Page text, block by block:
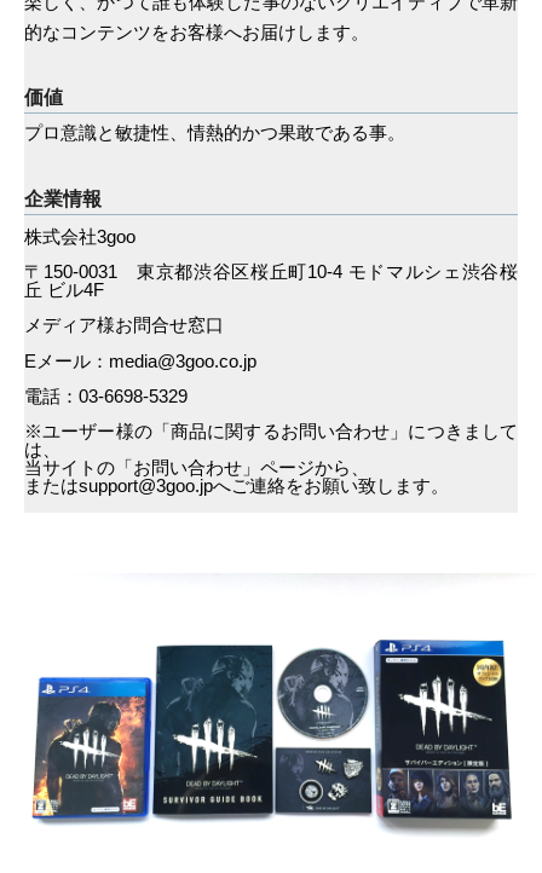
的なコンテンツをお客様へお届けします。
価値
プロ意識と敏捷性、情熱的かつ果敢である事。
企業情報
株式会社3goo
〒150-0031 東京都渋谷区桜丘町10-4 モドマルシェ渋谷桜
丘 ビル4F
メディア様お問合せ窓口
Eメール：media@3goo.co.jp
電話：03-6698-5329
※ユーザー様の「商品に関するお問い合わせ」につきまして
は、
当サイトの「お問い合わせ」ページから、
またはsupport@3goo.jpへご連絡をお願い致します。